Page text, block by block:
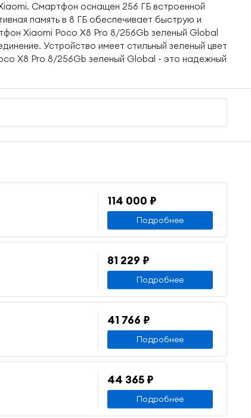
Смартфон оснащен 256 ГБ встроенной
память в 8 ГБ обеспечивает быструю и
Xiaomi Poco X8 Pro 8/256Gb зеленый Global
Устройство имеет стильный зеленый цвет
X8 Pro 8/256Gb зеленый Global - это надежный
114 000 ₽
Подробнее
81 229 ₽
Подробнее
41 766 ₽
Подробнее
44 365 ₽
Подробнее